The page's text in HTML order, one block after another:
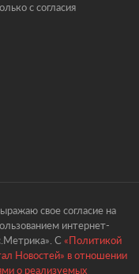
с согласия
свое согласие на
интернет-
С «Политикой
Новостей» в отношении
о реализуемых